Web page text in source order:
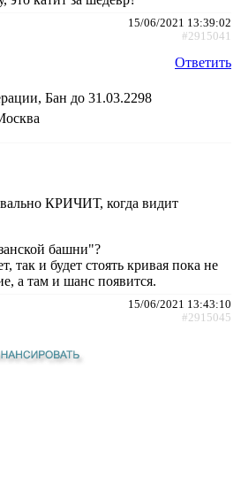
15/06/2021 13:39:02
#2915041
Ответить
Бан до 31.03.2298
КРИЧИТ, когда видит
башни"?
так и будет стоять кривая пока не
а там и шанс появится.
15/06/2021 13:43:10
#2915045